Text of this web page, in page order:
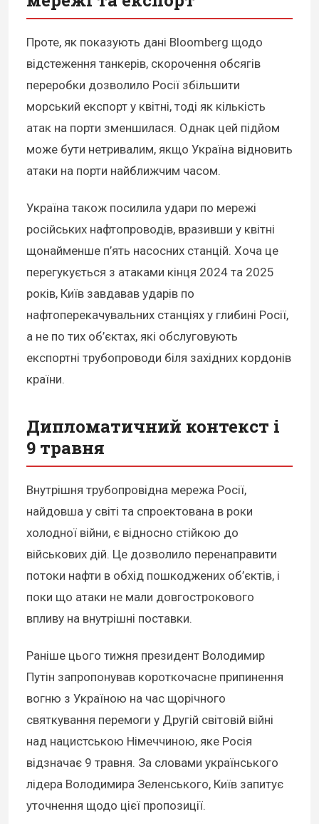
Проте, як показують дані Bloomberg щодо
відстеження танкерів, скорочення обсягів
переробки дозволило Росії збільшити
морський експорт у квітні, тоді як кількість
атак на порти зменшилася. Однак цей підйом
може бути нетривалим, якщо Україна відновить
атаки на порти найближчим часом.
Україна також посилила удари по мережі
російських нафтопроводів, вразивши у квітні
щонайменше п’ять насосних станцій. Хоча це
перегукується з атаками кінця 2024 та 2025
років, Київ завдавав ударів по
нафтоперекачувальних станціях у глибині Росії,
а не по тих об’єктах, які обслуговують
експортні трубопроводи біля західних кордонів
країни.
Дипломатичний контекст і
9 травня
Внутрішня трубопровідна мережа Росії,
найдовша у світі та спроектована в роки
холодної війни, є відносно стійкою до
військових дій. Це дозволило перенаправити
потоки нафти в обхід пошкоджених об’єктів, і
поки що атаки не мали довгострокового
впливу на внутрішні поставки.
Раніше цього тижня президент Володимир
Путін запропонував короткочасне припинення
вогню з Україною на час щорічного
святкування перемоги у Другій світовій війні
над нацистською Німеччиною, яке Росія
відзначає 9 травня. За словами українського
лідера Володимира Зеленського, Київ запитує
уточнення щодо цієї пропозиції.